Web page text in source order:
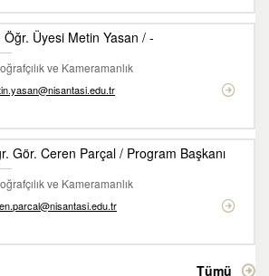
Öğr. Üyesi Metin Yasan / -
ve Kameramanlık
Gör. Ceren Parçal / Program Başkanı
ve Kameramanlık
Tümü